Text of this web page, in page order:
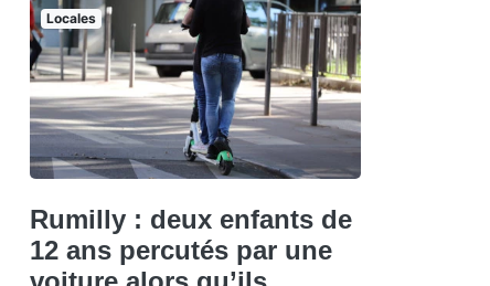
Locales
Rumilly : deux enfants de
12 ans percutés par une